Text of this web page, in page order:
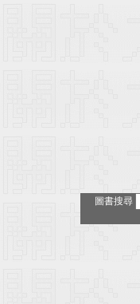
圖書搜尋